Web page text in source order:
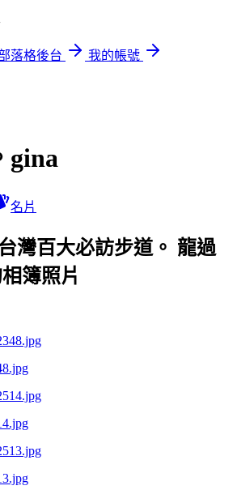
落格後台
我的帳號
gina
名片
灣百大必訪步道。 龍過
簿照片